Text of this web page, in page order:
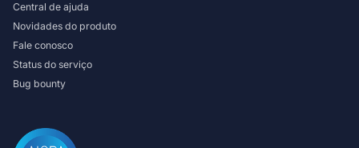
Central de ajuda
Novidades do produto
Fale conosco
Status do serviço
Bug bounty